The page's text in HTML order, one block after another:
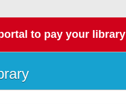
to pay your